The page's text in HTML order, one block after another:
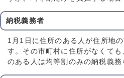
納税義務者
1月1日に住所のある人が住所地
す。その市町村に住所がなくて
のある人は均等割のみの納税義務